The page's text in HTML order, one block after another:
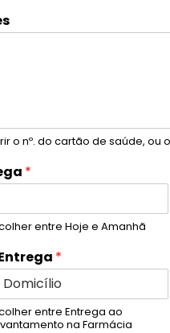
o nº. do cartão de saúde, ou
*
entre Hoje e Amanhã
*
entre Entrega ao
na Farmácia